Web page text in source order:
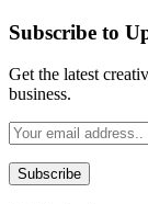
Subscribe to
Get the latest
business.